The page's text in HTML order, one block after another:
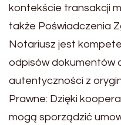
kontekście transakcji
także Poświadczenia
Notariusz jest
odpisów dokumentów
autentyczności z
Prawne: Dzięki
mogą sporządzić